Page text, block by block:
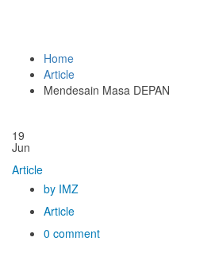
Home
Article
Mendesain Masa DEPAN
19
Jun
Article
by IMZ
Article
0 comment